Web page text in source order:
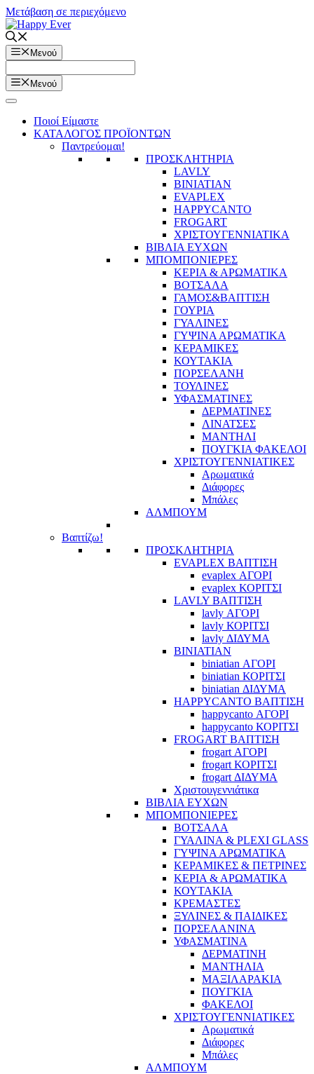
Μετάβαση σε περιεχόμενο
Μενού
Μενού
Ποιοί Είμαστε
ΚΑΤΑΛΟΓΟΣ ΠΡΟΪΟΝΤΩΝ
Παντρεύομαι!
ΠΡΟΣΚΛΗΤΗΡΙΑ
LAVLY
BINIATIAN
EVAPLEX
HAPPYCANTO
FROGART
ΧΡΙΣΤΟΥΓΕΝΝΙΑΤΙΚΑ
ΒΙΒΛΙΑ ΕΥΧΩΝ
ΜΠΟΜΠΟΝΙΕΡΕΣ
ΚΕΡΙΑ & ΑΡΩΜΑΤΙΚΑ
ΒΟΤΣΑΛΑ
ΓΑΜΟΣ&ΒΑΠΤΙΣΗ
ΓΟΥΡΙΑ
ΓΥΑΛΙΝΕΣ
ΓΥΨΙΝΑ ΑΡΩΜΑΤΙΚΑ
ΚΕΡΑΜΙΚΕΣ
ΚΟΥΤΑΚΙΑ
ΠΟΡΣΕΛΑΝΗ
ΤΟΥΛΙΝΕΣ
ΥΦΑΣΜΑΤΙΝΕΣ
ΔΕΡΜΑΤΙΝΕΣ
ΛΙΝΑΤΣΕΣ
ΜΑΝΤΗΛΙ
ΠΟΥΓΚΙΑ ΦΑΚΕΛΟΙ
ΧΡΙΣΤΟΥΓΕΝΝΙΑΤΙΚΕΣ
Αρωματικά
Διάφορες
Μπάλες
ΑΛΜΠΟΥΜ
Βαπτίζω!
ΠΡΟΣΚΛΗΤΗΡΙΑ
EVAPLEX ΒΑΠΤΙΣΗ
evaplex ΑΓΟΡΙ
evaplex ΚΟΡΙΤΣΙ
LAVLY ΒΑΠΤΙΣΗ
lavly ΑΓΟΡΙ
lavly ΚΟΡΙΤΣΙ
lavly ΔΙΔΥΜΑ
BINIATIAN
biniatian ΑΓΟΡΙ
biniatian ΚΟΡΙΤΣΙ
biniatian ΔΙΔΥΜΑ
HAPPYCANTO ΒΑΠΤΙΣΗ
happycanto ΑΓΟΡΙ
happycanto ΚΟΡΙΤΣΙ
FROGART ΒΑΠΤΙΣΗ
frogart ΑΓΟΡΙ
frogart ΚΟΡΙΤΣΙ
frogart ΔΙΔΥΜΑ
Χριστουγεννιάτικα
ΒΙΒΛΙΑ ΕΥΧΩΝ
ΜΠΟΜΠΟΝΙΕΡΕΣ
ΒΟΤΣΑΛΑ
ΓΥΑΛΙΝΑ & PLEXI GLASS
ΓΥΨΙΝΑ ΑΡΩΜΑΤΙΚΑ
ΚΕΡΑΜΙΚΕΣ & ΠΕΤΡΙΝΕΣ
ΚΕΡΙΑ & ΑΡΩΜΑΤΙΚΑ
ΚΟΥΤΑΚΙΑ
ΚΡΕΜΑΣΤΕΣ
ΞΥΛΙΝΕΣ & ΠΑΙΔΙΚΕΣ
ΠΟΡΣΕΛΑΝΙΝΑ
ΥΦΑΣΜΑΤΙΝA
ΔΕΡΜΑΤΙΝΗ
ΜΑΝΤΗΛΙΑ
ΜΑΞΙΛΑΡΑΚΙΑ
ΠΟΥΓΚΙΑ
ΦΑΚΕΛΟΙ
ΧΡΙΣΤΟΥΓΕΝΝΙΑΤΙΚΕΣ
Αρωματικά
Διάφορες
Μπάλες
ΑΛΜΠΟΥΜ